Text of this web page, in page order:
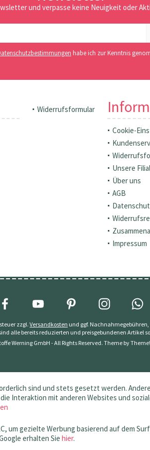
und verpasse keine Neuigkeit oder
habe ich zur Kenntnis
Widerrufsformular
Cookie-
Unsere
Über uns
AGB
Impressum
zzgl.Versandkosten und ggf.
alle bereits reduzierten und preisgebundenen Artikel
Werning GmbH - All Rights Reserved. Theme by
sind und stets gesetzt werden.
Interaktion mit anderen Websites und
um gezielte Werbung basierend auf dem
erhalten Sie hier.